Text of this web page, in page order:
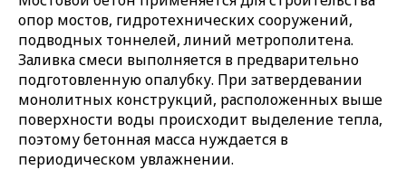
опор мостов, гидротехнических сооружений,
подводных тоннелей, линий метрополитена.
Заливка смеси выполняется в предварительно
подготовленную опалубку. При затвердевании
монолитных конструкций, расположенных выше
поверхности воды происходит выделение тепла,
поэтому бетонная масса нуждается в
периодическом увлажнении.